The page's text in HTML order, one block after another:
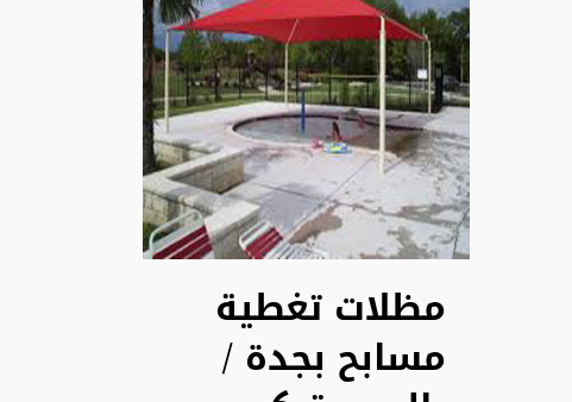
مظلات تغطية
مسابح بجدة /